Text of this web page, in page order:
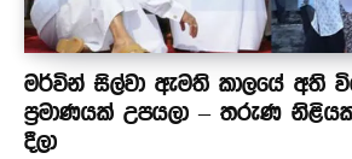
මර්වින් සිල්වා ඇමති කාලයේ අති
ප්‍රමාණයක් උපයලා – තරුණ
දීලා